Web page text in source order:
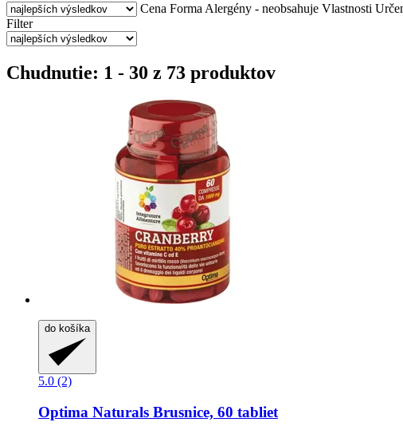
Cena Forma Alergény - neobsahuje Vlastnosti
Filter
Chudnutie: 1 - 30 z 73 produktov
do košíka
5.0 (2)
Optima Naturals Brusnice, 60 tabliet